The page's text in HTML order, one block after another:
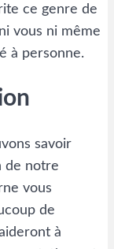
ce genre de
vous ni même
à personne.
savoir
de notre
vous
de
à